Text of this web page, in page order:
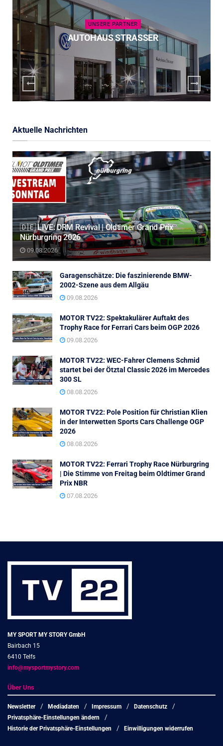
UNSERE PARTNER
AUTOHAUS STRASSER
Aktuelle Nachrichten
🇩🇪 LIVE: DRM Revival | Oldtimer Grand Prix
Nürburgring 2026
09.08.2026
Garagenschätze: Die faszinierende BMW-
2002-Szene aus dem Allgäu
09.08.2026
MOTOR TV22: Spektakulärer Auftakt des
Trophy Race for Ferrari Cars beim OGP 2026
09.08.2026
MOTOR TV22: WEC-Fahrer Clemens Schmid
startet bei der Ötztal Classic 2026 im Mercedes
300 SL
08.08.2026
MOTOR TV22: Pole Position für Christian Klien
in der Interwetten Sports Cars Challenge OGP
2026
08.08.2026
MOTOR TV22: Ferrari Trophy Race Nürburgring
| Die Stimme von Freitag beim Oldtimer Grand
Prix NBR
07.08.2026
MY SPORT MY STORY GmbH
Bairbach 15
6410 Telfs
info@mysportmystory.com
Über Uns
Newsletter Mediadaten Impressum
Datenschutz
Privatsphäre-Einstellungen ändern
Historie der Privatsphäre-Einstellungen
Einwilligungen widerrufen